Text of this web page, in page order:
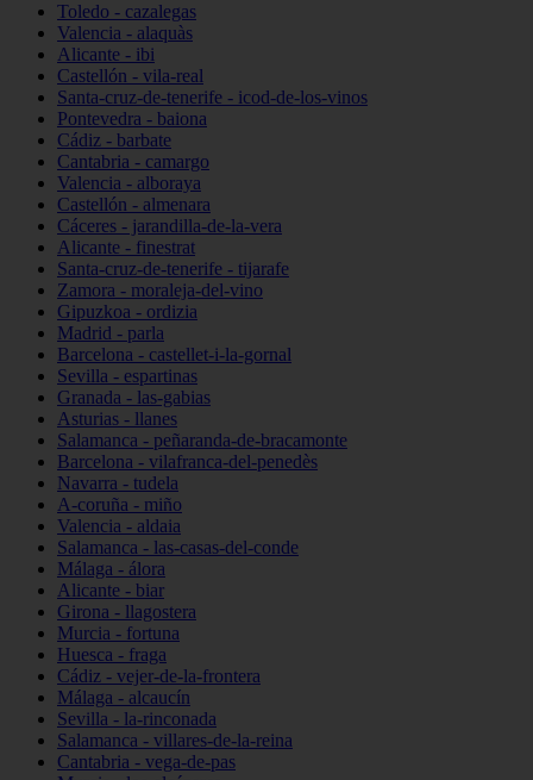
Toledo - cazalegas
Valencia - alaquàs
Alicante - ibi
Castellón - vila-real
Santa-cruz-de-tenerife - icod-de-los-vinos
Pontevedra - baiona
Cádiz - barbate
Cantabria - camargo
Valencia - alboraya
Castellón - almenara
Cáceres - jarandilla-de-la-vera
Alicante - finestrat
Santa-cruz-de-tenerife - tijarafe
Zamora - moraleja-del-vino
Gipuzkoa - ordizia
Madrid - parla
Barcelona - castellet-i-la-gornal
Sevilla - espartinas
Granada - las-gabias
Asturias - llanes
Salamanca - peñaranda-de-bracamonte
Barcelona - vilafranca-del-penedès
Navarra - tudela
A-coruña - miño
Valencia - aldaia
Salamanca - las-casas-del-conde
Málaga - álora
Alicante - biar
Girona - llagostera
Murcia - fortuna
Huesca - fraga
Cádiz - vejer-de-la-frontera
Málaga - alcaucín
Sevilla - la-rinconada
Salamanca - villares-de-la-reina
Cantabria - vega-de-pas